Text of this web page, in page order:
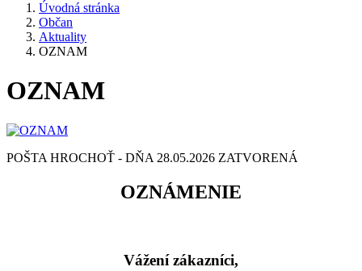
Úvodná stránka
Občan
Aktuality
OZNAM
OZNAM
POŠTA HROCHOŤ - DŇA 28.05.2026 ZATVORENÁ
OZNÁMENIE
Vážení zákazníci,